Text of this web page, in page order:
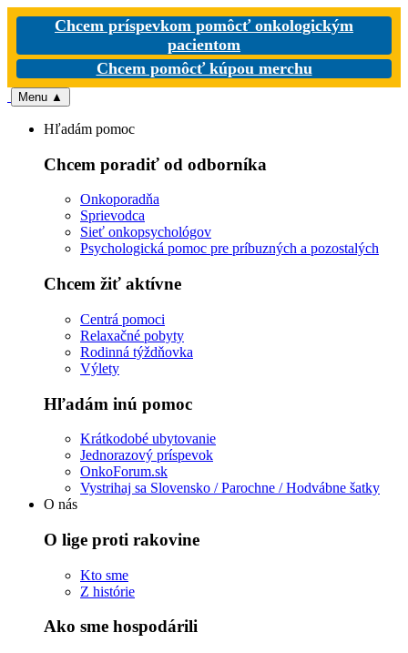
Chcem príspevkom pomôcť onkologickým
pacientom
Chcem pomôcť kúpou merchu
Menu ▲
Hľadám pomoc
Chcem poradiť od odborníka
Onkoporadňa
Sprievodca
Sieť onkopsychológov
Psychologická pomoc pre príbuzných a pozostalých
Chcem žiť aktívne
Centrá pomoci
Relaxačné pobyty
Rodinná týždňovka
Výlety
Hľadám inú pomoc
Krátkodobé ubytovanie
Jednorazový príspevok
OnkoForum.sk
Vystrihaj sa Slovensko / Parochne / Hodvábne šatky
O nás
O lige proti rakovine
Kto sme
Z histórie
Ako sme hospodárili